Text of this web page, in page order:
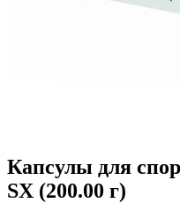
Капсулы для
SX (200.00 г)